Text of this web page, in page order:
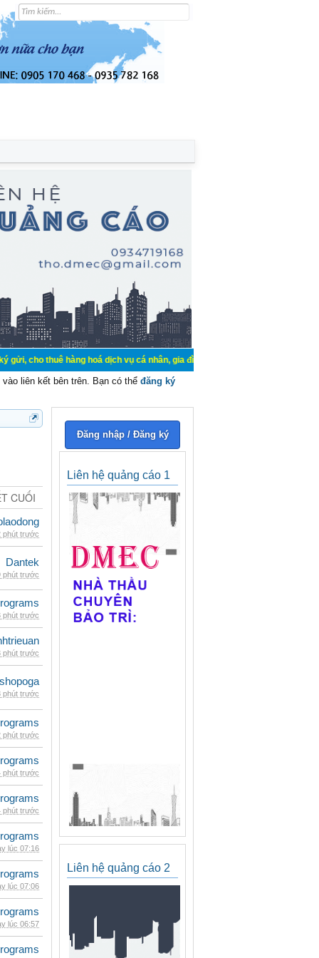
hàng hoá dịch vụ cá nhân, gia đình. Mua bán, ký gửi, cho thuê thiết bị
liên kết bên trên. Bạn có thể đăng ký
CUỐI
phút trước
Dantek
phút trước
phút trước
phút trước
shopoga
phút trước
phút trước
phút trước
phút trước
lúc 07:16
lúc 07:06
lúc 06:57
Đăng nhập / Đăng ký
Liên hệ quảng cáo 1
Liên hệ quảng cáo 2